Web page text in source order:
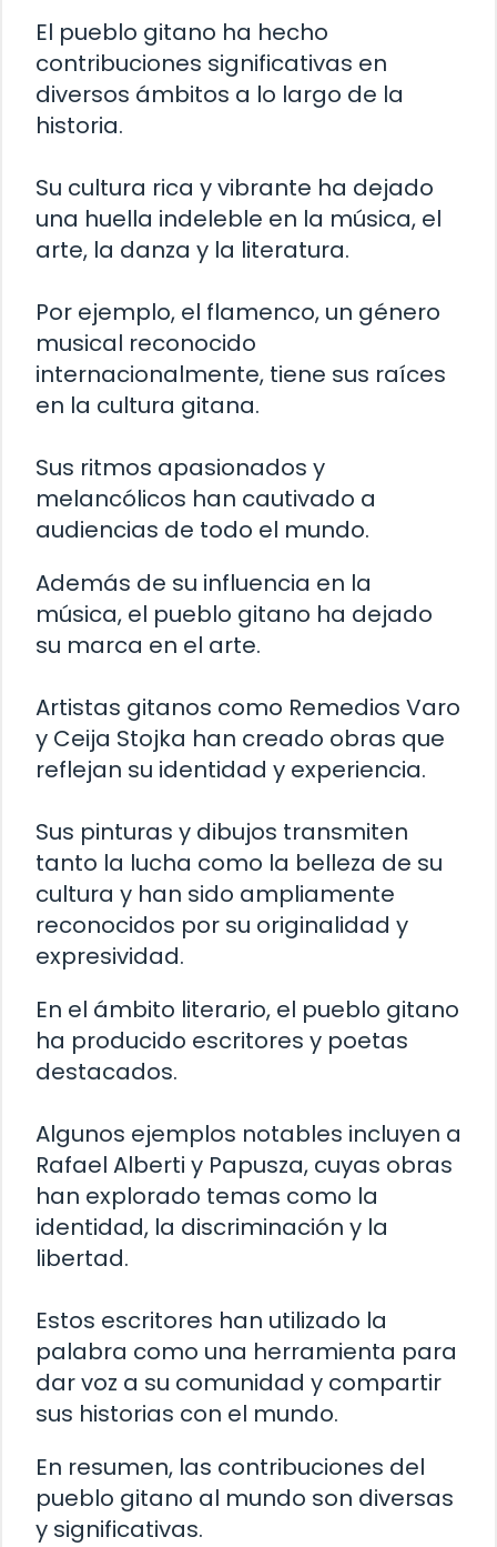
El pueblo gitano ha hecho
contribuciones significativas en
diversos ámbitos a lo largo de la
historia.
Su cultura rica y vibrante ha dejado
una huella indeleble en la música, el
arte, la danza y la literatura.
Por ejemplo, el flamenco, un género
musical reconocido
internacionalmente, tiene sus raíces
en la cultura gitana.
Sus ritmos apasionados y
melancólicos han cautivado a
audiencias de todo el mundo.
Además de su influencia en la
música, el pueblo gitano ha dejado
su marca en el arte.
Artistas gitanos como Remedios Varo
y Ceija Stojka han creado obras que
reflejan su identidad y experiencia.
Sus pinturas y dibujos transmiten
tanto la lucha como la belleza de su
cultura y han sido ampliamente
reconocidos por su originalidad y
expresividad.
En el ámbito literario, el pueblo gitano
ha producido escritores y poetas
destacados.
Algunos ejemplos notables incluyen a
Rafael Alberti y Papusza, cuyas obras
han explorado temas como la
identidad, la discriminación y la
libertad.
Estos escritores han utilizado la
palabra como una herramienta para
dar voz a su comunidad y compartir
sus historias con el mundo.
En resumen, las contribuciones del
pueblo gitano al mundo son diversas
y significativas.